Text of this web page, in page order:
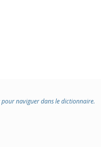
naviguer dans le dictionnaire.